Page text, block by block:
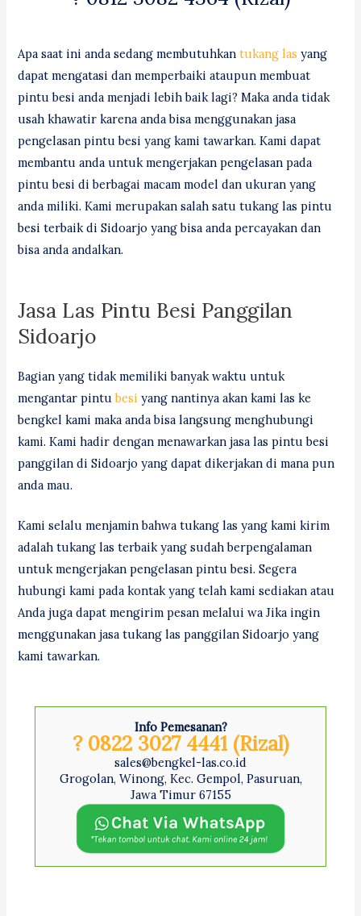
Apa saat ini anda sedang membutuhkantukang las yang
dapat mengatasi dan memperbaiki ataupun membuat
pintu besi anda menjadi lebih baik lagi? Maka anda tidak
usah khawatir karena anda bisa menggunakan jasa
pengelasan pintu besi yang kami tawarkan. Kami dapat
membantu anda untuk mengerjakan pengelasan pada
pintu besi di berbagai macam model dan ukuran yang
anda miliki. Kami merupakan salah satu tukang las pintu
besi terbaik di Sidoarjo yang bisa anda percayakan dan
bisa anda andalkan.
Jasa Las Pintu Besi Panggilan
Sidoarjo
Bagian yang tidak memiliki banyak waktu untuk
mengantar pintubesi yang nantinya akan kami las ke
bengkel kami maka anda bisa langsung menghubungi
kami. Kami hadir dengan menawarkan jasa las pintu besi
panggilan di Sidoarjo yang dapat dikerjakan di mana pun
anda mau.
Kami selalu menjamin bahwa tukang las yang kami kirim
adalah tukang las terbaik yang sudah berpengalaman
untuk mengerjakan pengelasan pintu besi. Segera
hubungi kami pada kontak yang telah kami sediakan atau
Anda juga dapat mengirim pesan melalui wa Jika ingin
menggunakan jasa tukang las panggilan Sidoarjo yang
kami tawarkan.
Info Pemesanan?
? 0822 3027 4441 (Rizal)
sales@bengkel-las.co.id
Grogolan, Winong, Kec. Gempol, Pasuruan,
Jawa Timur 67155